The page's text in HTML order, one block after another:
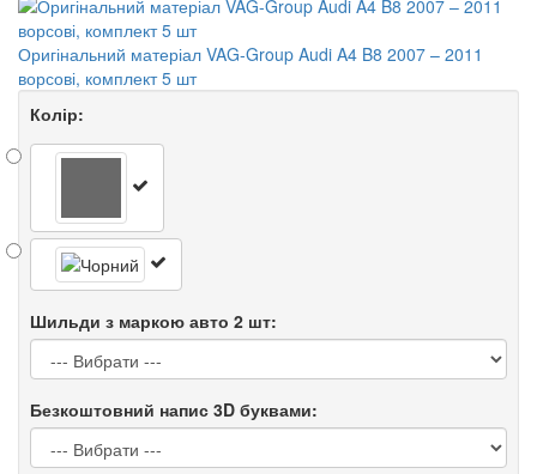
Оригінальний матеріал VAG-Group Audi A4 B8 2007 – 2011
ворсові, комплект 5 шт
Колір:
Шильди з маркою авто 2 шт:
Безкоштовний напис 3D буквами: